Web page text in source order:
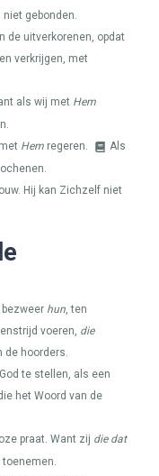
niet gebonden.
de uitverkorenen, opdat
verkrijgen, met
als wij met Hem
Hem regeren.
Als
Hij kan Zichzelf niet
bezweer hun, ten
voeren, die
de hoorders.
te stellen, als een
het Woord van de
praat. Want zij die dat